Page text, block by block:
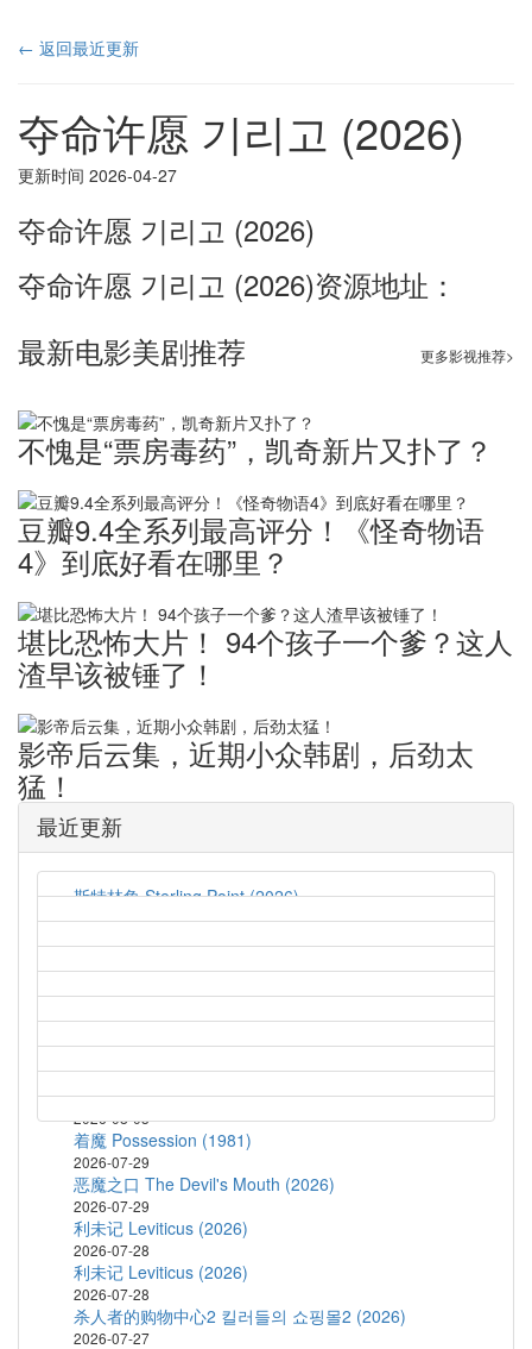
← 返回最近更新
夺命许愿 기리고 (2026)
更新时间 2026-04-27
夺命许愿 기리고 (2026)
夺命许愿 기리고 (2026)资源地址：
最新电影美剧推荐
更多影视推荐>
不愧是“票房毒药”，凯奇新片又扑了？
豆瓣9.4全系列最高评分！《怪奇物语
4》到底好看在哪里？
堪比恐怖大片！ ​94个孩子一个爹？这人
渣早该被锤了！
影帝后云集，近期小众韩剧，后劲太
猛！
最近更新
斯特林角 Sterling Point (2026)
2026-08-05
猛尸一家亲 Lockbox (2026)
鬼玩人6：炼狱 Evil Dead Burn (2026)
2026-08-04
蝙蝠侠：披风战士 第二季 Batman: Caped Crusader
Season 2 (2026)
2026-08-03
着魔 Possession (1981)
2026-07-29
恶魔之口 The Devil's Mouth (2026)
2026-07-29
利未记 Leviticus (2026)
2026-07-28
利未记 Leviticus (2026)
2026-07-28
杀人者的购物中心2 킬러들의 쇼핑몰2 (2026)
2026-07-27